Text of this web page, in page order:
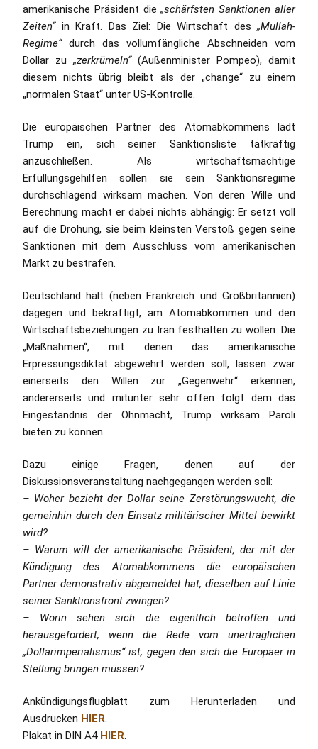
amerikanische Präsident die„schärfsten Sanktionen aller
Zeiten“in Kraft. Das Ziel: Die Wirtschaft des „Mullah-
Regime“durch das vollumfängliche Abschneiden vom
Dollar zu „zerkrümeln“(Außenminister Pompeo), damit
diesem nichts übrig bleibt als der „change“ zu einem
„normalen Staat“ unter US-Kontrolle.
Die europäischen Partner des Atomabkommens lädt
Trump ein, sich seiner Sanktionsliste tatkräftig
anzuschließen. Als wirtschaftsmächtige
Erfüllungsgehilfen sollen sie sein Sanktionsregime
durchschlagend wirksam machen. Von deren Wille und
Berechnung macht er dabei nichts abhängig: Er setzt voll
auf die Drohung, sie beim kleinsten Verstoß gegen seine
Sanktionen mit dem Ausschluss vom amerikanischen
Markt zu bestrafen.
Deutschland hält (neben Frankreich und Großbritannien)
dagegen und bekräftigt, am Atomabkommen und den
Wirtschaftsbeziehungen zu Iran festhalten zu wollen. Die
„Maßnahmen“, mit denen das amerikanische
Erpressungsdiktat abgewehrt werden soll, lassen zwar
einerseits den Willen zur „Gegenwehr“ erkennen,
andererseits und mitunter sehr offen folgt dem das
Eingeständnis der Ohnmacht, Trump wirksam Paroli
bieten zu können.
Dazu einige Fragen, denen auf der
Diskussionsveranstaltung nachgegangen werden soll:
– Woher bezieht der Dollar seine Zerstörungswucht, die
gemeinhin durch den Einsatz militärischer Mittel bewirkt
wird?
– Warum will der amerikanische Präsident, der mit der
Kündigung des Atomabkommens die europäischen
Partner demonstrativ abgemeldet hat, dieselben auf Linie
seiner Sanktionsfront zwingen?
– Worin sehen sich die eigentlich betroffen und
herausgefordert, wenn die Rede vom unerträglichen
„Dollarimperialismus“ ist, gegen den sich die Europäer in
Stellung bringen müssen?
Ankündigungsflugblatt zum Herunterladen und
Ausdrucken HIER.
Plakat in DIN A4 HIER.